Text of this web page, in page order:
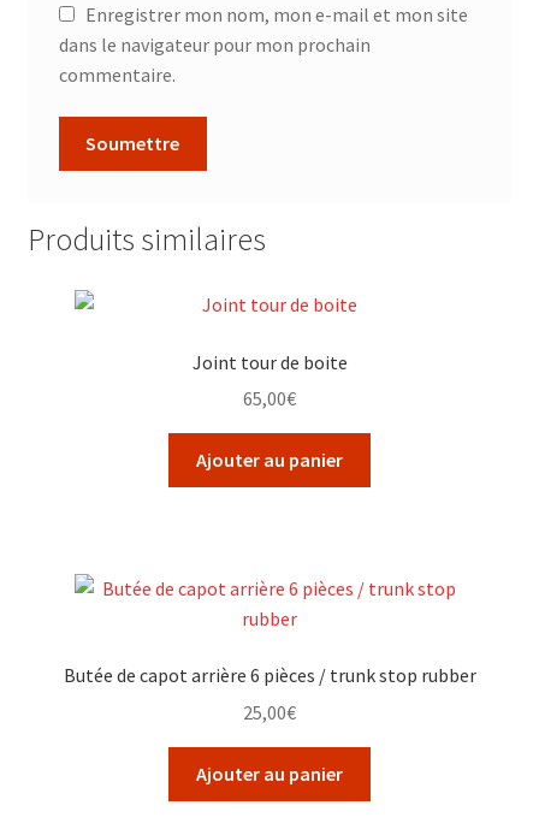
Enregistrer mon nom, mon e-mail et mon site
dans le navigateur pour mon prochain
commentaire.
Produits similaires
Joint tour de boite
65,00€
Ajouter au panier
Butée de capot arrière 6 pièces / trunk stop rubber
25,00€
Ajouter au panier